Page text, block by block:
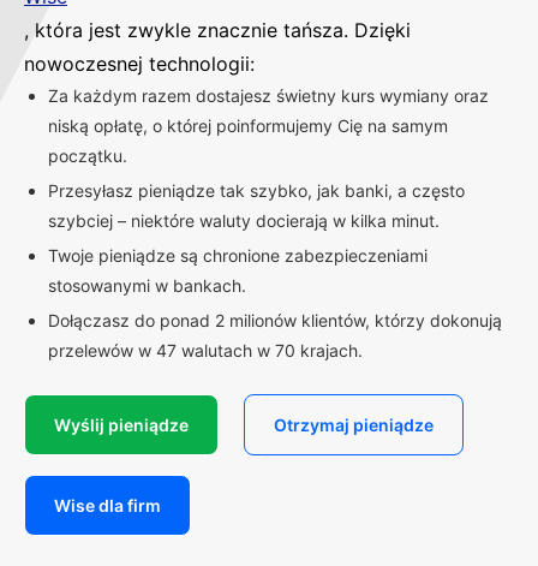
, która jest zwykle znacznie tańsza. Dzięki
nowoczesnej technologii:
Za każdym razem dostajesz świetny kurs wymiany oraz
niską opłatę, o której poinformujemy Cię na samym
początku.
Przesyłasz pieniądze tak szybko, jak banki, a często
szybciej – niektóre waluty docierają w kilka minut.
Twoje pieniądze są chronione zabezpieczeniami
stosowanymi w bankach.
Dołączasz do ponad 2 milionów klientów, którzy dokonują
przelewów w 47 walutach w 70 krajach.
Wyślij pieniądze Otrzymaj pieniądze
Wise dla firm